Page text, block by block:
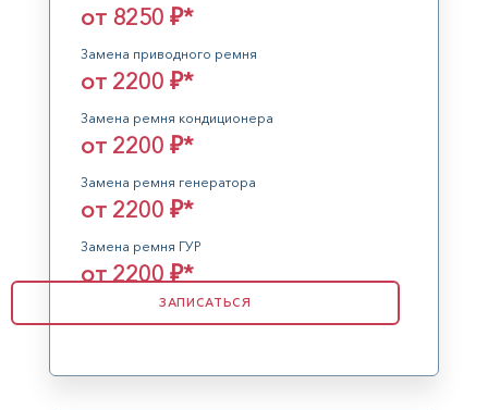
от 8250 ₽*
Замена приводного ремня
от 2200 ₽*
Замена ремня кондиционера
от 2200 ₽*
Замена ремня генератора
от 2200 ₽*
Замена ремня ГУР
от 2200 ₽*
ЗАПИСАТЬСЯ